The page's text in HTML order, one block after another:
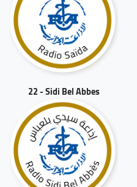
22 - Sidi Bel Abbes